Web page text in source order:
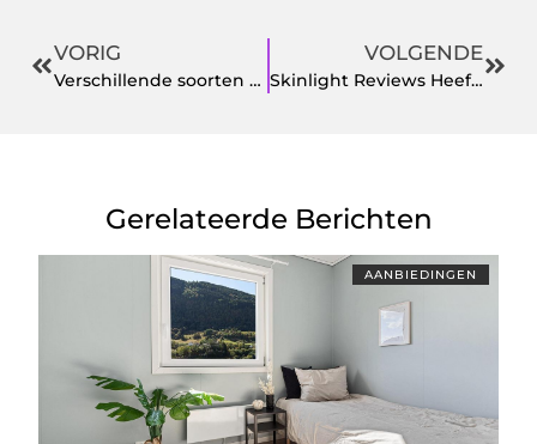
VORIG
Verschillende soorten oppervlakteruwheid producten Van Test Equip
VOLGENDE
Skinlight Reviews Heeft U Ze Al Gelezen?
Gerelateerde Berichten
AANBIEDINGEN